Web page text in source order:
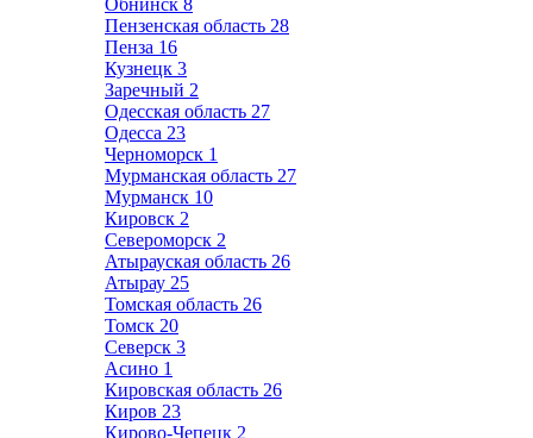
Обнинск 8
Пензенская область 28
Пенза 16
Кузнецк 3
Заречный 2
Одесская область 27
Одесса 23
Черноморск 1
Мурманская область 27
Мурманск 10
Кировск 2
Североморск 2
Атырауская область 26
Атырау 25
Томская область 26
Томск 20
Северск 3
Асино 1
Кировская область 26
Киров 23
Кирово-Чепецк 2